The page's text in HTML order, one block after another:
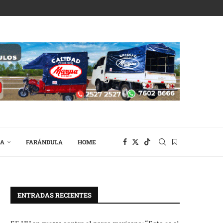
FARÁNDULA HOME
ENTRADAS RECIENTES